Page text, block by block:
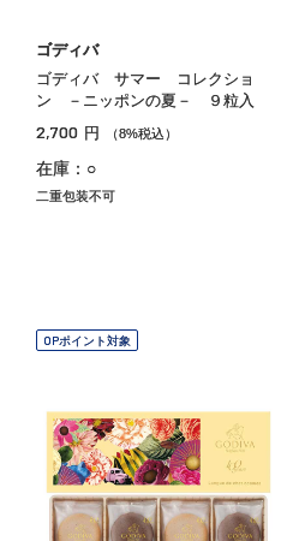
ゴディバ
ゴディバ サマー コレクショ
ン －ニッポンの夏－ ９粒入
2,700 円 （8%税込）
在庫：○
二重包装不可
OPポイント対象